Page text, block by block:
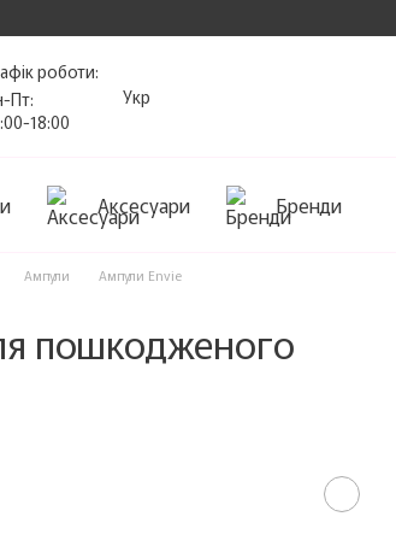
роботи:
Пт:
18:00
Укр
Аксесуари Бренди
Ампули
Ампули Envie
пошкодженого